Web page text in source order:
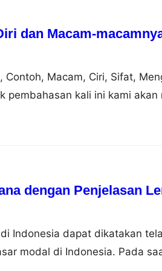
dan Macam-
Contoh, Macam, Ciri, Sifat,
pembahasan kali ini kami akan
dimana dalam hal ini meliputi
dan mengembangkan nah
dengan Penjelasan
di Indonesia dapat dikatakan
modal di Indonesia. Pada